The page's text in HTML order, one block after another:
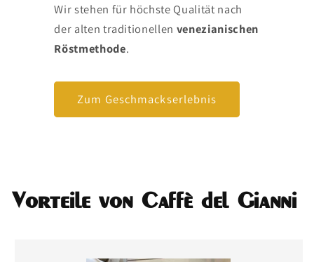
Wir stehen für höchste Qualität nach
der alten traditionellen venezianischen
Röstmethode.
Zum Geschmackserlebnis
Vorteile von Caffè del Gianni